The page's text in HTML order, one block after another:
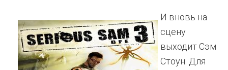
И вновь на
сцену
выходит Сэм
Стоун. Для